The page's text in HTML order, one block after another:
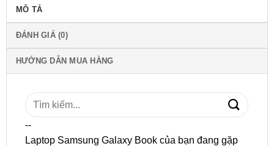
MÔ TẢ
ĐÁNH GIÁ (0)
HƯỚNG DẪN MUA HÀNG
Tìm
--
Laptop Samsung Galaxy Book của bạn đang gặp